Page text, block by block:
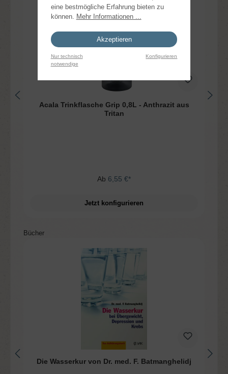
Acala Trinkflasche Grip 0,8L - Anthrazit aus
Tritan
Ab 6,55 €*
Jetzt konfigurieren
Produktgalerie überspringen
Bücher
Die Wasserkur von Dr. med. F. Batmanghelidj
eine bestmögliche Erfahrung bieten zu
können. Mehr Informationen ...
Akzeptieren
Nur technisch
notwendige
Konfigurieren